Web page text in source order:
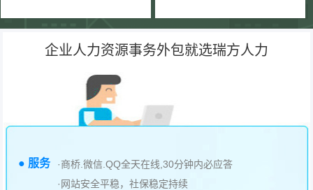
企业人力资源事务外包就选瑞方人力
● 服务
·商桥.微信.QQ全天在线,30分钟内必应答
·网站安全平稳，社保稳定持续